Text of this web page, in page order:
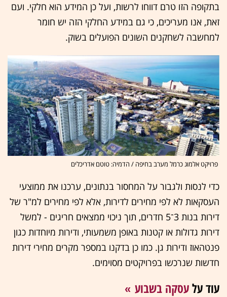
בתקופה הזו טרם דווחו לרשות, ועל כן המידע הוא חלקי. ועם
זאת, אנו מעריכים, כי גם במידע החלקי הזה יש חומר
למחשבה לשחקנים השונים הפועלים בשוק.
פרויקט אלמוג כרמל מערב בחיפה / הדמיה: טוטם אדריכלים
כדי לנסות ולגבור על המחסור בנתונים, ערכנו את ממוצעי
העסקאות לא לפי מחירים לדירות, אלא לפי מחירים למ"ר של
דירות בנות 3־5 חדרים, תוך ניכוי ממצאים חריגים - למשל
דירות גדולות או קטנות באופן משמעותי, ודירות מיוחדות כגון
פנטהאוז ודירות גן. כמו כן בדקנו במספר מקרים מחירי דירות
חדשות שנרכשו בפרויקטים מסוימים.
עוד עלעסקה בשבוע